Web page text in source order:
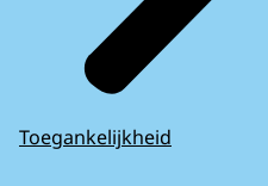
Toegankelijkheid